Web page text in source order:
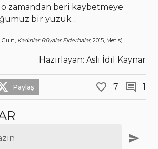
zamandan beri kaybetmeye
bir yüzük…
Kadınlar Rüyalar Ejderhalar, 2015, Metis)
Hazırlayan: Aslı İdil Kaynar
Paylaş 7 1